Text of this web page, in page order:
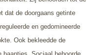
dat de doorgaans getinte
en gedomineerde
Ook bekleedde de